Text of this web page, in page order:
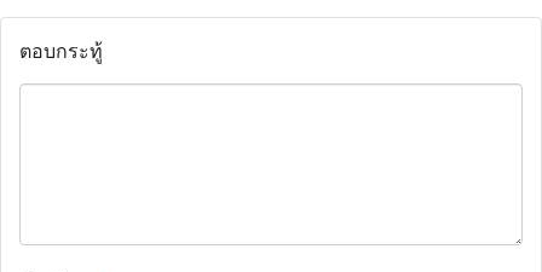
ตอบกระทู้